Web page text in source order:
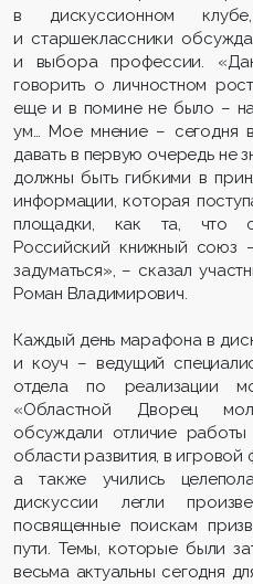
в дискуссионном
и старшеклассники
и выбора профессии.
говорить о личностном
еще и в помине не было –
ум… Мое мнение – сегодня
давать в первую очередь не
должны быть гибкими в
информации, которая
площадки, как та, что
Российский книжный
задуматься», – сказал
Роман Владимирович.
Каждый день марафона в
и коуч – ведущий
отдела по реализации
«Областной Дворец
обсуждали отличие
области развития, в
а также учились
дискуссии легли
посвященные поискам
пути. Темы, которые были
весьма актуальны сегодня